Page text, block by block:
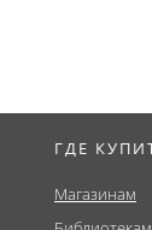
ГДЕ
Магазинам